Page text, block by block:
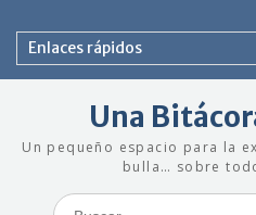
contenido
Enlaces rápidos
Una
Un pequeño espacio para la
bulla… sobre
Buscar: